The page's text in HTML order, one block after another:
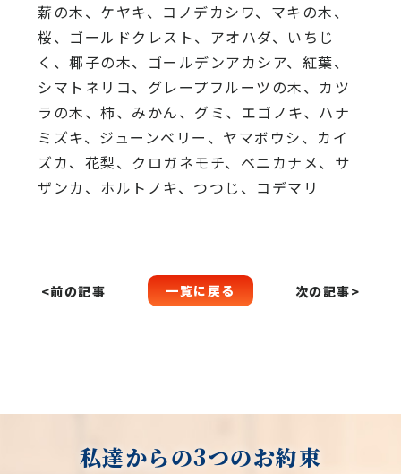
薪の木、ケヤキ、コノデカシワ、マキの木、
桜、 ゴールドクレスト、アオハダ、いちじ
く、椰子の木、 ゴールデンアカシア、紅葉、
シマトネリコ、 グレープフルーツの木、カツ
ラの木、柿、みかん、グミ、 エゴノキ、ハナ
ミズキ、ジューンベリー、ヤマボウシ、カイ
ズカ、 花梨、クロガネモチ、ベニカナメ、サ
ザンカ、ホルトノキ、 つつじ、コデマリ
<前の記事 一覧に戻る 次の記事>
私達からの3つのお約束